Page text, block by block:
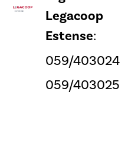
Legacoop
Estense:
059/403024
059/403025